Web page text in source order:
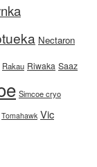
Nectaron
Rakau Riwaka Saaz
Simcoe cryo
Tomahawk Vic